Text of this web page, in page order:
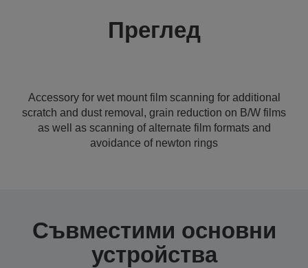
Преглед
Accessory for wet mount film scanning for additional
scratch and dust removal, grain reduction on B/W films
as well as scanning of alternate film formats and
avoidance of newton rings
Съвместими основни
устройства